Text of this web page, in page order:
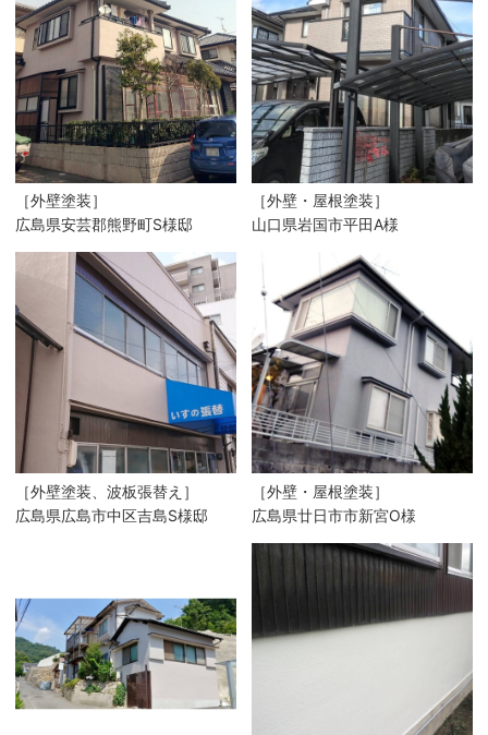
［外壁塗装］
広島県安芸郡熊野町S様邸
［外壁・屋根塗装］
山口県岩国市平田A様
［外壁塗装、波板張替え］
広島県広島市中区吉島S様邸
［外壁・屋根塗装］
広島県廿日市市新宮O様